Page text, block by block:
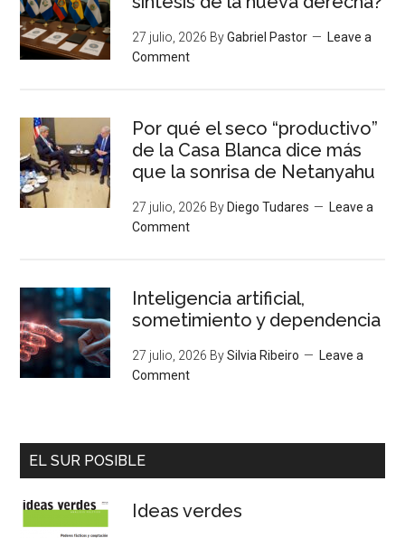
27 julio, 2026 ByGabriel Pastor
Leave a
Comment
Por qué el seco “productivo”
de la Casa Blanca dice más
que la sonrisa de Netanyahu
27 julio, 2026 By Diego Tudares
Leave a
Comment
Inteligencia artificial,
sometimiento y dependencia
27 julio, 2026 BySilvia Ribeiro
Leave a
Comment
EL SUR POSIBLE
Ideas verdes